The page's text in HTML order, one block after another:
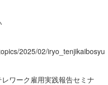
2025/02/iryo_tenjikaibosyu
ワーク雇用実践報告セミナ